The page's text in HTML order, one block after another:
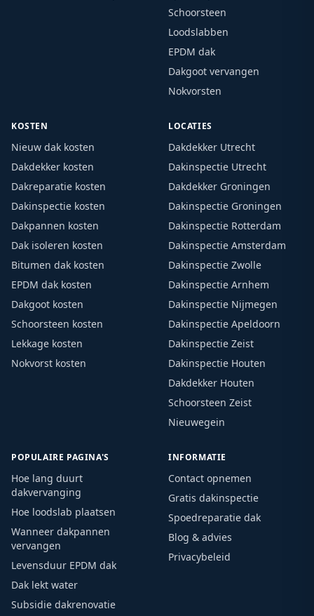
Schoorsteen
Loodslabben
EPDM dak
Dakgoot vervangen
Nokvorsten
KOSTEN
Nieuw dak kosten
Dakdekker kosten
Dakreparatie kosten
Dakinspectie kosten
Dakpannen kosten
Dak isoleren kosten
Bitumen dak kosten
EPDM dak kosten
Dakgoot kosten
Schoorsteen kosten
Lekkage kosten
Nokvorst kosten
LOCATIES
Dakdekker Utrecht
Dakinspectie Utrecht
Dakdekker Groningen
Dakinspectie Groningen
Dakinspectie Rotterdam
Dakinspectie Amsterdam
Dakinspectie Zwolle
Dakinspectie Arnhem
Dakinspectie Nijmegen
Dakinspectie Apeldoorn
Dakinspectie Zeist
Dakinspectie Houten
Dakdekker Houten
Schoorsteen Zeist
Nieuwegein
POPULAIRE PAGINA'S
Hoe lang duurt
dakvervanging
Hoe loodslab plaatsen
Wanneer dakpannen
vervangen
Levensduur EPDM dak
Dak lekt water
Subsidie dakrenovatie
INFORMATIE
Contact opnemen
Gratis dakinspectie
Spoedreparatie dak
Blog & advies
Privacybeleid